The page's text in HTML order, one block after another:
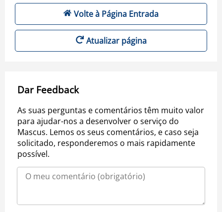
Volte à Página Entrada
Atualizar página
Dar Feedback
As suas perguntas e comentários têm muito valor
para ajudar-nos a desenvolver o serviço do
Mascus. Lemos os seus comentários, e caso seja
solicitado, responderemos o mais rapidamente
possível.